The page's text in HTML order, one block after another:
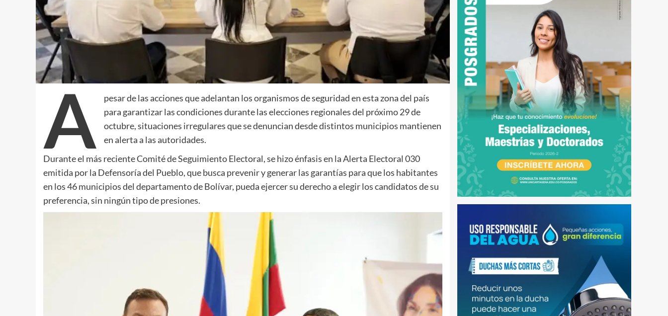
A
pesar de las acciones que adelantan los organismos de seguridad en esta zona del país
para garantizar las condiciones durante las elecciones regionales del próximo 29 de
octubre, situaciones irregulares que se denuncian desde distintos municipios mantienen
en alerta a las autoridades.
Durante el más reciente Comité de Seguimiento Electoral, se hizo énfasis en la Alerta Electoral 030
emitida por la Defensoría del Pueblo, que busca prevenir y generar las garantías para que los habitantes
en los 46 municipios del departamento de Bolívar, pueda ejercer su derecho a elegir los candidatos de su
preferencia, sin ningún tipo de presiones.